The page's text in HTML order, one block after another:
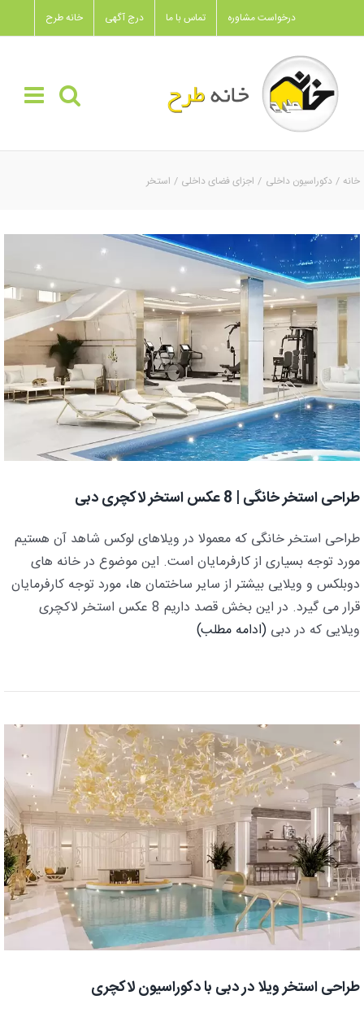
to
content
خانه طرح درج آگهی تماس با ما درخواست مشاوره
خانه دکوراسیون داخلی اجزای فضای داخلی استخر
طراحی استخر خانگی | 8 عکس استخر لاکچری دبی
طراحی استخر خانگی که معمولا در ویلاهای لوکس شاهد آن هستیم
مورد توجه بسیاری از کارفرمایان است. این موضوع در خانه های
دوبلکس و ویلایی بیشتر از سایر ساختمان ها، مورد توجه کارفرمایان
قرار می گیرد. در این بخش قصد داریم 8 عکس استخر لاکچری
ویلایی که در دبی (ادامه مطلب)
طراحی استخر ویلا در دبی با دکوراسیون لاکچری